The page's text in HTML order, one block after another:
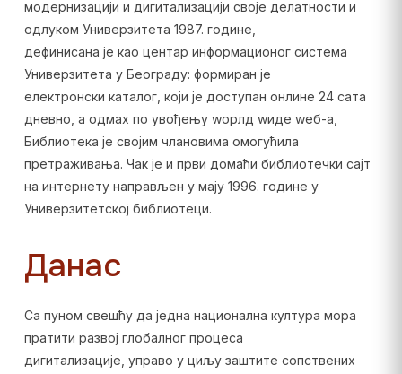
модернизацији и дигитализацији своје делатности и
одлуком Универзитета 1987. године,
дефинисана је као центар информационог система
Универзитета у Београду: формиран је
електронски каталог, који је доступан онлине 24 сата
дневно, а одмах по увођењу wорлд wиде wеб-а,
Библиотека је својим члановима омогућила
претраживања. Чак је и први домаћи библиотечки сајт
на интернету направљен у мају 1996. године у
Универзитетској библиотеци.
Данас
Са пуном свешћу да једна национална култура мора
пратити развој глобалног процеса
дигитализације, управо у циљу заштите сопствених